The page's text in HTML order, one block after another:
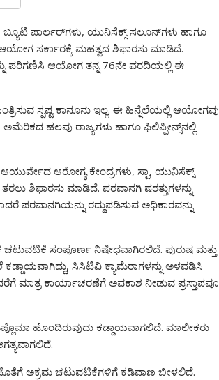
ಬ್ಯೂಟಿ ಪಾರ್ಲರ್‌ಗಳು, ಯುನಿಸೆಕ್ಸ್ ಸಲೂನ್‌ಗಳು ಹಾಗೂ
ಆಯೋಗ ಸರ್ಕಾರಕ್ಕೆ ಮಹತ್ವದ ಶಿಫಾರಸು ಮಾಡಿದೆ.
ಪರಿಗಣಿಸಿ ಆಯೋಗ ತನ್ನ 76ನೇ ವರದಿಯಲ್ಲಿ ಈ
ಸ್ಪಷ್ಟ ಕಾನೂನು ಇಲ್ಲ. ಈ ಹಿನ್ನೆಲೆಯಲ್ಲಿ ಆಯೋಗವು
ಹಲವು ರಾಜ್ಯಗಳು ಹಾಗೂ ಫಿಲಿಪ್ಪೀನ್ಸ್‌ನಲ್ಲಿ
ಆರೋಗ್ಯ ಕೇಂದ್ರಗಳು, ಸ್ಪಾ, ಯುನಿಸೆಕ್ಸ್
ಶಿಫಾರಸು ಮಾಡಿದೆ. ಪರವಾನಗಿ ಷರತ್ತುಗಳನ್ನು
ರದ್ದುಪಡಿಸುವ ಅಧಿಕಾರವನ್ನು
ಚಟುವಟಿಕೆ ಸಂಪೂರ್ಣ ನಿಷೇಧವಾಗಿರಲಿದೆ. ಪುರುಷ ಮತ್ತು
ಸಿಸಿಟಿವಿ ಕ್ಯಾಮೆರಾಗಳನ್ನು ಅಳವಡಿಸಿ
ಮಾತ್ರ ಕಾರ್ಯಾಚರಣೆಗೆ ಅವಕಾಶ ನೀಡುವ ಪ್ರಸ್ತಾಪವೂ
ಹೊಂದಿರುವುದು ಕಡ್ಡಾಯವಾಗಲಿದೆ. ಮಾಲೀಕರು
ಅಕ್ರಮ ಚಟುವಟಿಕೆಗಳಿಗೆ ಕಡಿವಾಣ ಬೀಳಲಿದೆ.